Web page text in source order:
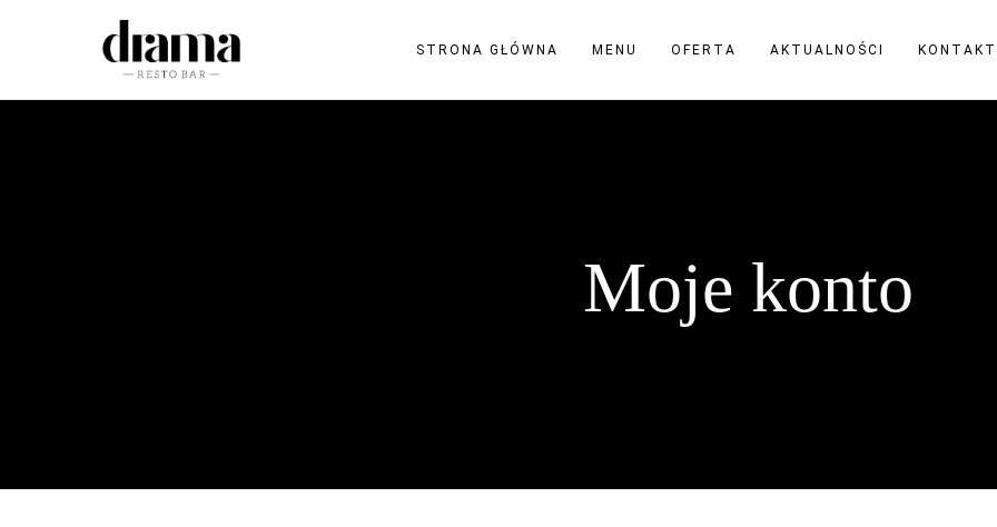
STRONA GŁÓWNA MENU OFERTA AKTUALNOŚCI KONTAKT
Moje konto